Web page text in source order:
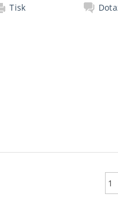
Tisk